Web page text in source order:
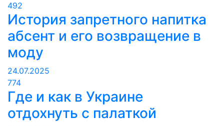
492
История запретного напитка
абсент и его возвращение в
моду
24.07.2025
774
Где и как в Украине
отдохнуть с палаткой